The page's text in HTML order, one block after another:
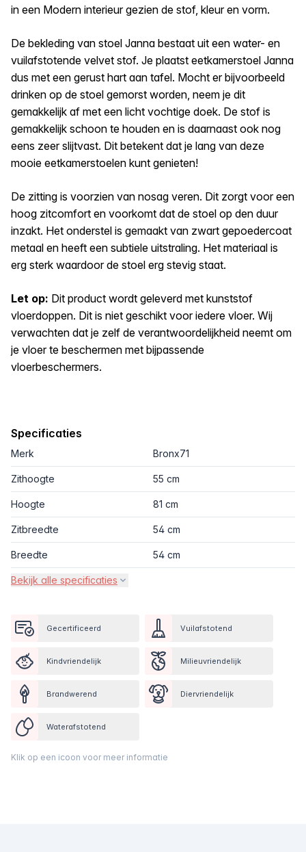
in een Modern interieur gezien de stof, kleur en vorm.
De bekleding van stoel Janna bestaat uit een water- en
vuilafstotende velvet stof. Je plaatst eetkamerstoel Janna
dus met een gerust hart aan tafel. Mocht er bijvoorbeeld
drinken op de stoel gemorst worden, neem je dit
gemakkelijk af met een licht vochtige doek. De stof is
gemakkelijk schoon te houden en is daarnaast ook nog
eens zeer slijtvast. Dit betekent dat je lang van deze
mooie eetkamerstoelen kunt genieten!
De zitting is voorzien van nosag veren. Dit zorgt voor een
hoog zitcomfort en voorkomt dat de stoel op den duur
inzakt. Het onderstel is gemaakt van zwart gepoedercoat
metaal en heeft een subtiele uitstraling. Het materiaal is
erg sterk waardoor de stoel erg stevig staat.
Let op: Dit product wordt geleverd met kunststof
vloerdoppen. Dit is niet geschikt voor iedere vloer. Wij
verwachten dat je zelf de verantwoordelijkheid neemt om
je vloer te beschermen met bijpassende
vloerbeschermers.
Specificaties
Merk Bronx71
Zithoogte 55 cm
Hoogte 81 cm
Zitbreedte 54 cm
Breedte 54 cm
Bekijk alle specificaties
Gecertificeerd Vuilafstotend
Kindvriendelijk Milieuvriendelijk
Brandwerend Diervriendelijk
Waterafstotend
Klik op een icoon voor meer informatie